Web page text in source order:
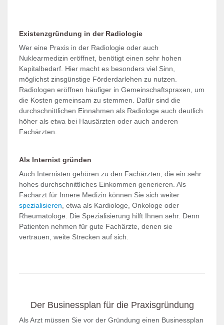
Existenzgründung in der Radiologie
Wer eine Praxis in der Radiologie oder auch
Nuklearmedizin eröffnet, benötigt einen sehr hohen
Kapitalbedarf. Hier macht es besonders viel Sinn,
möglichst zinsgünstige Förderdarlehen zu nutzen.
Radiologen eröffnen häufiger in Gemeinschaftspraxen, um
die Kosten gemeinsam zu stemmen. Dafür sind die
durchschnittlichen Einnahmen als Radiologe auch deutlich
höher als etwa bei Hausärzten oder auch anderen
Fachärzten.
Als Internist gründen
Auch Internisten gehören zu den Fachärzten, die ein sehr
hohes durchschnittliches Einkommen generieren. Als
Facharzt für Innere Medizin können Sie sich weiter
spezialisieren , etwa als Kardiologe, Onkologe oder
Rheumatologe. Die Spezialisierung hilft Ihnen sehr. Denn
Patienten nehmen für gute Fachärzte, denen sie
vertrauen, weite Strecken auf sich.
Der Businessplan für die Praxisgründung
Als Arzt müssen Sie vor der Gründung einen Businessplan